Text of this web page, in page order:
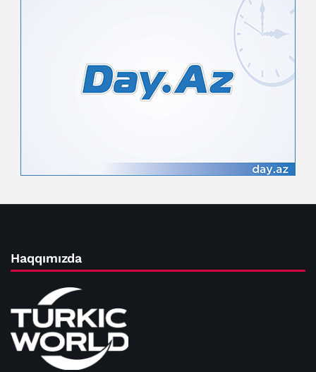
Haqqımızda